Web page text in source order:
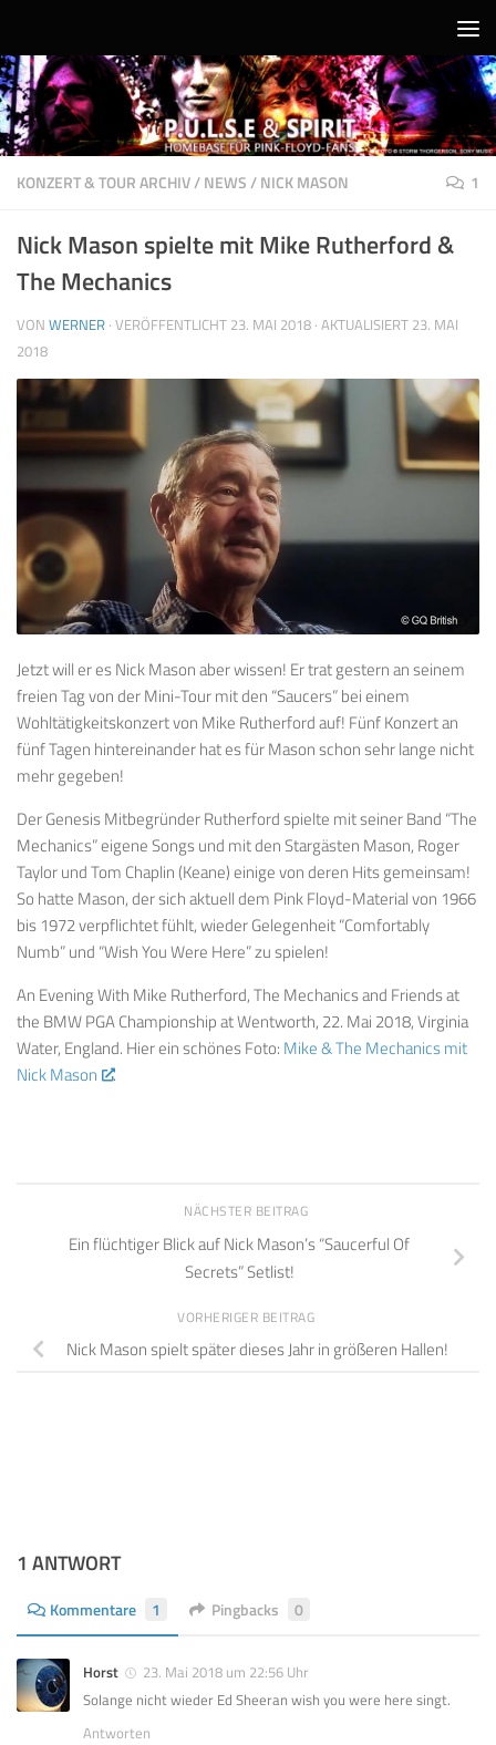
KONZERT & TOUR ARCHIV/NEWS/NICK MASON 1
Nick Mason spielte mit Mike Rutherford &
The Mechanics
VON WERNER · VERÖFFENTLICHT 23. MAI 2018 · AKTUALISIERT 23. MAI
2018
Jetzt will er es Nick Mason aber wissen! Er trat gestern an seinem
freien Tag von der Mini-Tour mit den “Saucers” bei einem
Wohltätigkeitskonzert von Mike Rutherford auf! Fünf Konzert an
fünf Tagen hintereinander hat es für Mason schon sehr lange nicht
mehr gegeben!
Der Genesis Mitbegründer Rutherford spielte mit seiner Band “The
Mechanics” eigene Songs und mit den Stargästen Mason, Roger
Taylor und Tom Chaplin (Keane) einige von deren Hits gemeinsam!
So hatte Mason, der sich aktuell dem Pink Floyd-Material von 1966
bis 1972 verpflichtet fühlt, wieder Gelegenheit “Comfortably
Numb” und “Wish You Were Here” zu spielen!
An Evening With Mike Rutherford, The Mechanics and Friends at
the BMW PGA Championship at Wentworth, 22. Mai 2018, Virginia
Water, England. Hier ein schönes Foto: Mike & The Mechanics mit
Nick Mason
.
NÄCHSTER BEITRAG
Ein flüchtiger Blick auf Nick Mason’s “Saucerful Of
Secrets” Setlist!
VORHERIGER BEITRAG
Nick Mason spielt später dieses Jahr in größeren Hallen!
1 ANTWORT
Kommentare 1 Pingbacks 0
Horst
23. Mai 2018 um 22:56 Uhr
Solange nicht wieder Ed Sheeran wish you were here singt.
Antworten